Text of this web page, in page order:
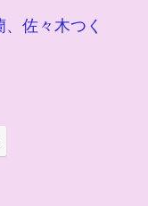
佐々木つく